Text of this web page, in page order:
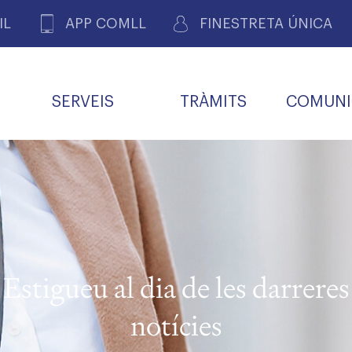
APP COMLL FINESTRETA ÚNICA
DE PACIENTS DE LLEIDA
SERVEIS TRÀMITS
DE GOVERN COMISSIÓ DEONTOLÒGICA
INFORMÀTICA I NOVES
TECNOLOGIES
DE FEINA
ALERTES
FARMACÈUTIQUES
R
CARNET METGE
COL·LEGIAT
Estigueu al dia de les darreres
notícies